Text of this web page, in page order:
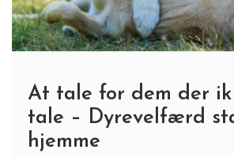
At tale for dem der
tale – Dyrevelfærd
hjemme